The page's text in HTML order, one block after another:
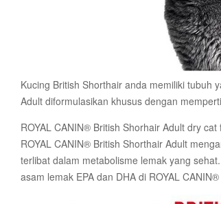
Kucing British Shorthair anda memiliki tubuh
Adult diformulasikan khusus dengan
ROYAL CANIN® British Shorhair Adult dry
ROYAL CANIN® British Shorthair Adult
terlibat dalam metabolisme lemak yang
asam lemak EPA dan DHA di ROYAL